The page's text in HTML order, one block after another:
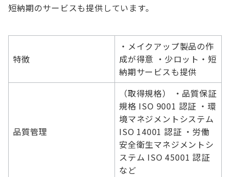
短納期のサービスも提供しています。
特徴
・メイクアップ製品の作
成が得意 ・少ロット・短
納期サービスも提供
品質管理
（取得規格） ・品質保証
規格 ISO 9001 認証 ・環
境マネジメントシステム
ISO 14001 認証 ・労働
安全衛生マネジメントシ
ステム ISO 45001 認証
など